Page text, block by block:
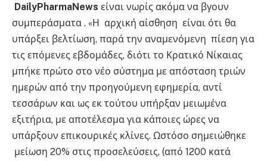
DailyPharmaNews είναι νωρίς ακόμα να βγουν
συμπεράσματα . «Η αρχική αίσθηση είναι ότι θα
υπάρξει βελτίωση, παρά την αναμενόμενη πίεση για
τις επόμενες εβδομάδες, διότι το Κρατικό Νίκαιας
μπήκε πρώτο στο νέο σύστημα με απόσταση τριών
ημερών από την προηγούμενη εφημερία, αντί
τεσσάρων και ως εκ τούτου υπήρξαν μειωμένα
εξιτήρια, με αποτέλεσμα για κάποιες ώρες να
υπάρξουν επικουρικές κλίνες. Ωστόσο σημειώθηκε
μείωση 20% στις προσελεύσεις, (από 1200 κατά